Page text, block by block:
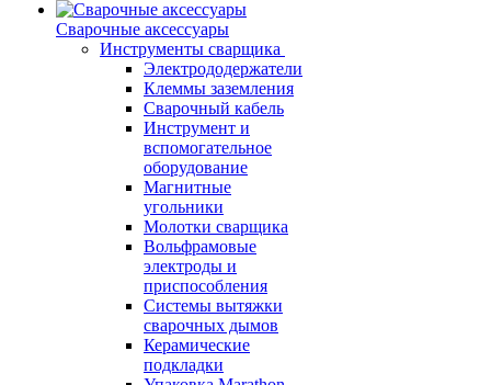
Сварочные аксессуары
Инструменты сварщика
Электрододержатели
Клеммы заземления
Сварочный кабель
Инструмент и
вспомогательное
оборудование
Магнитные
угольники
Молотки сварщика
Вольфрамовые
электроды и
приспособления
Системы вытяжки
сварочных дымов
Керамические
подкладки